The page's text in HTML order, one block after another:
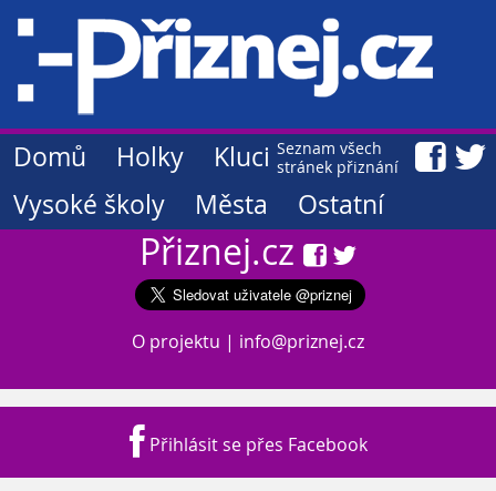
Seznam všech
stránek přiznání
Domů Holky
Kluci
Vysoké školy
Města Ostatní
Přiznej.cz
O projektu | info@priznej.cz
Přihlásit se přes Facebook